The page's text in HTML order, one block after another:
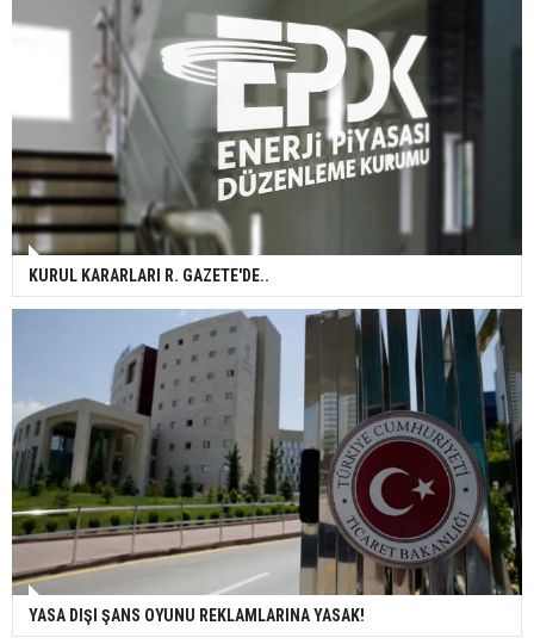
KURUL KARARLARI R. GAZETE'DE..
YASA DIŞI ŞANS OYUNU REKLAMLARINA YASAK!